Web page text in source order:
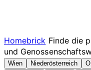
Homebrick Finde die
und
Wien Niederösterreich